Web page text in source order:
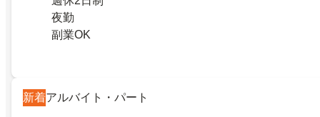
夜勤
副業OK
新着アルバイト・パート